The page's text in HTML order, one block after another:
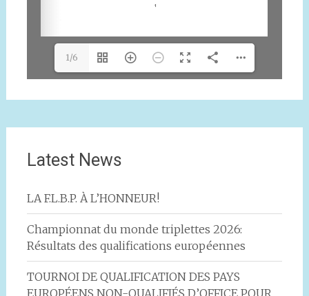
1/6
Latest News
LA F.L.B.P. À L’HONNEUR!
Championnat du monde triplettes 2026:
Résultats des qualifications européennes
TOURNOI DE QUALIFICATION DES PAYS
EUROPÉENS NON-QUALIFIÉS D’OFFICE POUR